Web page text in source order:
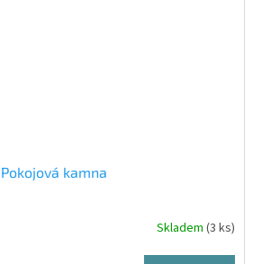
Pokojová kamna
Skladem (3 ks)